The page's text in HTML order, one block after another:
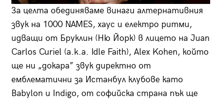
За целта обединяваме винаги алтернативния
звук на 1000 NAMES, хаус и електро ритми,
идващи от Бруклин (Ню Йорк) в лицето на Juan
Carlos Curiel (a.k.a. Idle Faith), Аlex Kohen, който
ще ни „докара” звук директно от
емблематични за Истанбул клубове като
Babylon и Indigо, oт софийска страна пък ще